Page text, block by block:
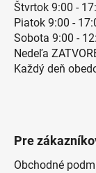
Štvrtok 9:00 -
Piatok 9:00 -
Sobota 9:00 -
Nedeľa
Každý deň
Pre
Obchodné